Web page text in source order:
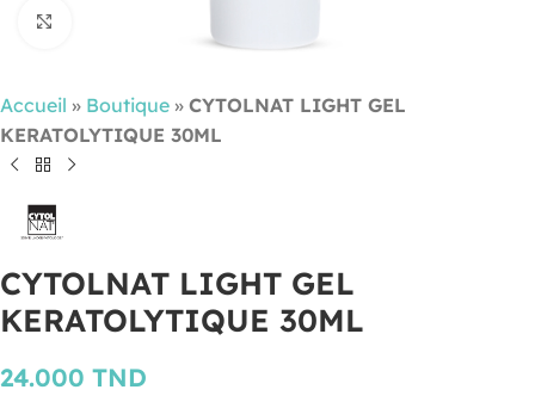
Accueil » Boutique » CYTOLNAT LIGHT GEL
KERATOLYTIQUE 30ML
CYTOLNAT LIGHT GEL
KERATOLYTIQUE 30ML
24.000 TND